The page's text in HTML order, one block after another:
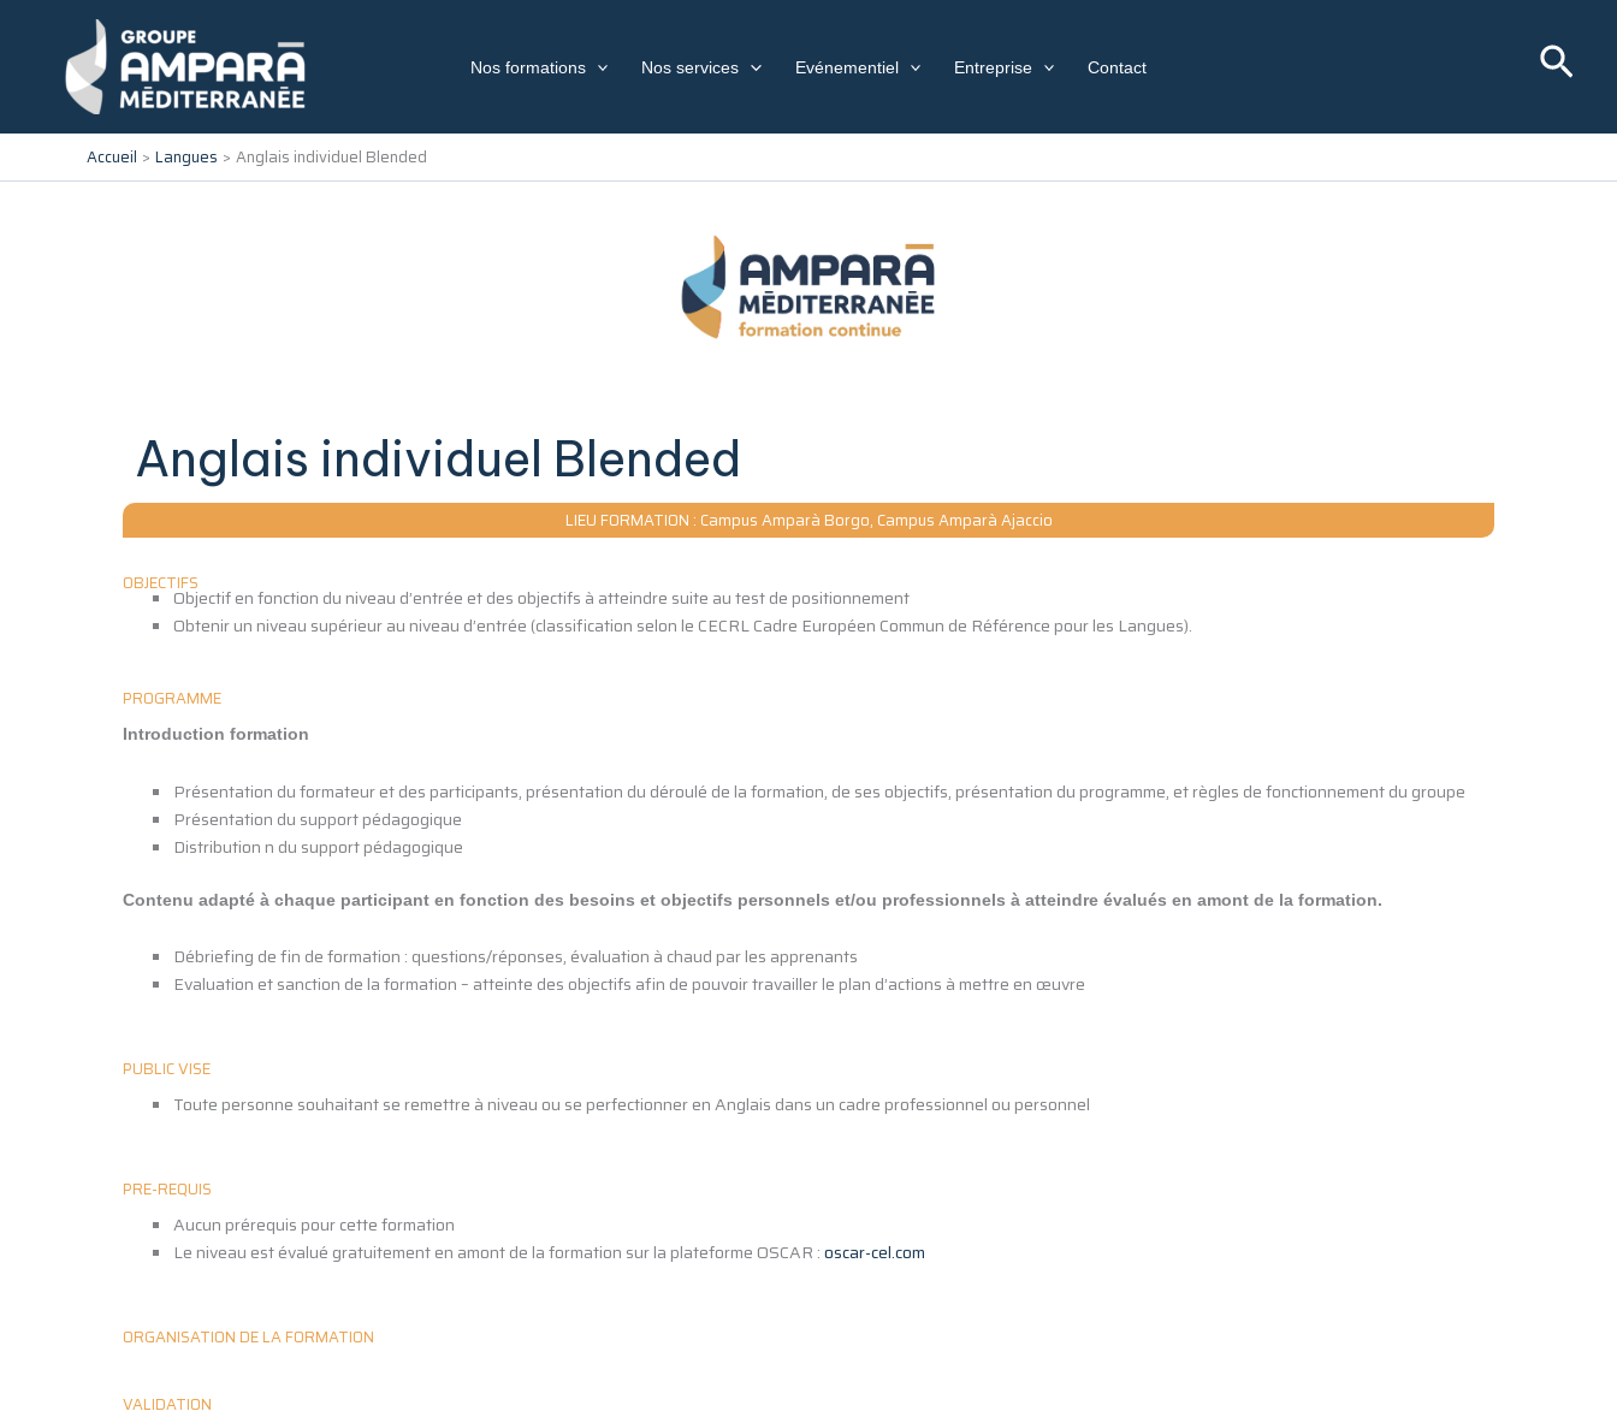
Nos formations Nos services Evénementiel Entreprise Contact
Accueil Langues Anglais individuel Blended
Anglais individuel Blended
LIEU FORMATION : Campus Amparà Borgo, Campus Amparà Ajaccio
OBJECTIFS
Objectif en fonction du niveau d’entrée et des objectifs à atteindre suite au test de positionnement
Obtenir un niveau supérieur au niveau d’entrée (classification selon le CECRL Cadre Européen Commun de Référence pour les Langues).
PROGRAMME
Introduction formation
Présentation du formateur et des participants, présentation du déroulé de la formation, de ses objectifs, présentation du programme, et règles de fonctionnement du groupe
Présentation du support pédagogique
Distribution n du support pédagogique
Contenu adapté à chaque participant en fonction des besoins et objectifs personnels et/ou professionnels à atteindre évalués en amont de la formation.
Débriefing de fin de formation : questions/réponses, évaluation à chaud par les apprenants
Evaluation et sanction de la formation – atteinte des objectifs afin de pouvoir travailler le plan d’actions à mettre en œuvre
PUBLIC VISE
Toute personne souhaitant se remettre à niveau ou se perfectionner en Anglais dans un cadre professionnel ou personnel
PRE-REQUIS
Aucun prérequis pour cette formation
Le niveau est évalué gratuitement en amont de la formation sur la plateforme OSCAR :oscar-cel.com
ORGANISATION DE LA FORMATION
VALIDATION